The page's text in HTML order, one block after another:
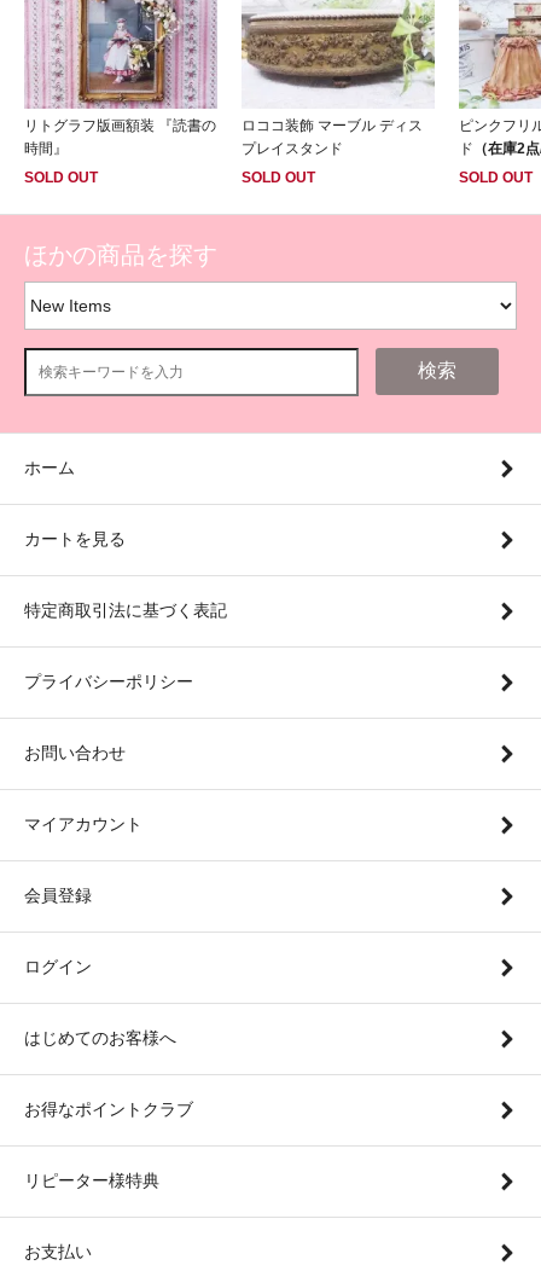
リトグラフ版画額装 『読書の
時間』
SOLD OUT
ロココ装飾 マーブル ディス
プレイスタンド
SOLD OUT
ピンクフリ
ド （在庫2
SOLD OUT
ほかの商品を探す
検索
ホーム
カートを見る
特定商取引法に基づく表記
プライバシーポリシー
お問い合わせ
マイアカウント
会員登録
ログイン
はじめてのお客様へ
お得なポイントクラブ
リピーター様特典
お支払い